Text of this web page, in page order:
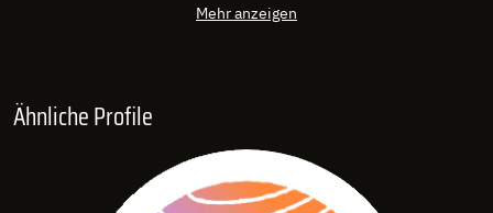
Mehr anzeigen
Ähnliche Profile